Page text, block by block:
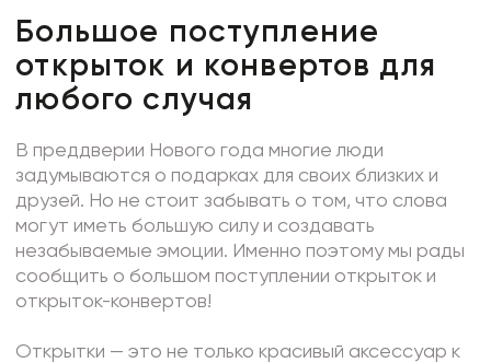
Товары для флористов
Пакеты для цветов и подарков
Искусственные цветы и растения
Фоамиран
Свечи
Игрушки мягкие
Изделия из металла
Большое поступление
открыток и конвертов для
любого случая
В преддверии Нового года многие люди
задумываются о подарках для своих близких и
друзей. Но не стоит забывать о том, что слова
могут иметь большую силу и создавать
незабываемые эмоции. Именно поэтому мы рады
сообщить о большом поступлении открыток и
открыток-конвертов!
Открытки — это не только красивый аксессуар к